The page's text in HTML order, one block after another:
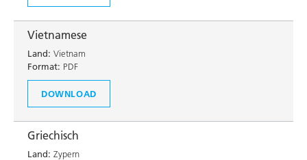
Vietnamese
Land: Vietnam
Format: PDF
DOWNLOAD
Griechisch
Land: Zypern